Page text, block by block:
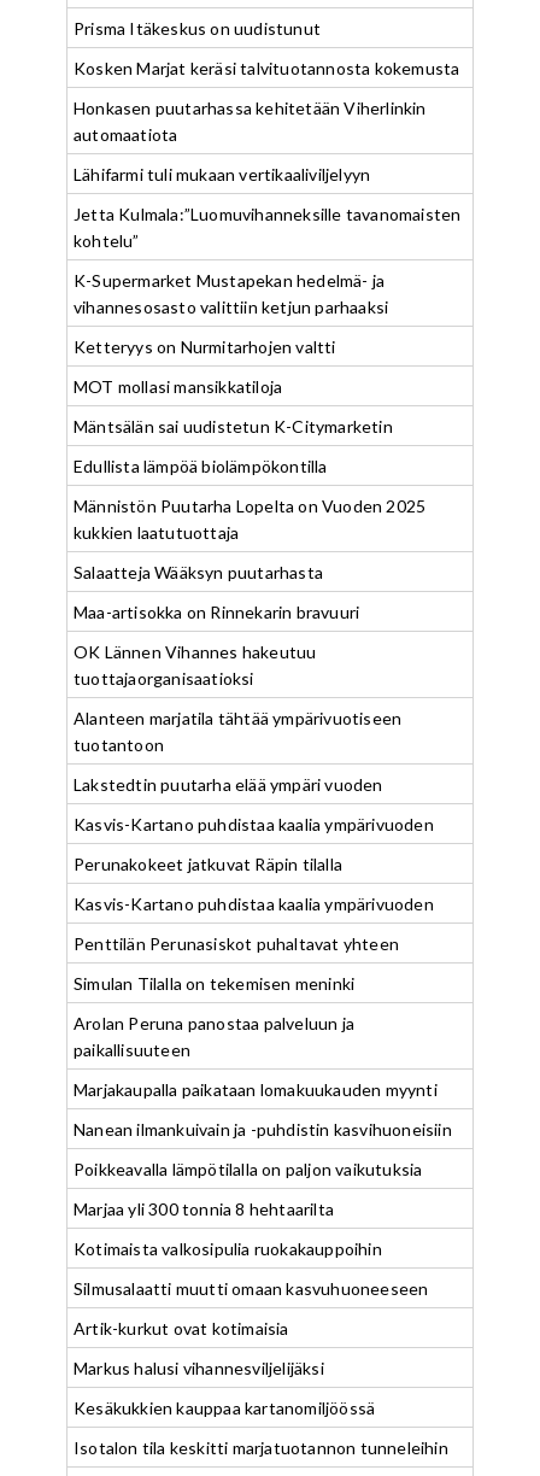
Prisma Itäkeskus on uudistunut
Kosken Marjat keräsi talvituotannosta kokemusta
Honkasen puutarhassa kehitetään Viherlinkin
automaatiota
Lähifarmi tuli mukaan vertikaaliviljelyyn
Jetta Kulmala:”Luomuvihanneksille tavanomaisten
kohtelu”
K-Supermarket Mustapekan hedelmä- ja
vihannesosasto valittiin ketjun parhaaksi
Ketteryys on Nurmitarhojen valtti
MOT mollasi mansikkatiloja
Mäntsälän sai uudistetun K-Citymarketin
Edullista lämpöä biolämpökontilla
Männistön Puutarha Lopelta on Vuoden 2025
kukkien laatutuottaja
Salaatteja Wääksyn puutarhasta
Maa-artisokka on Rinnekarin bravuuri
OK Lännen Vihannes hakeutuu
tuottajaorganisaatioksi
Alanteen marjatila tähtää ympärivuotiseen
tuotantoon
Lakstedtin puutarha elää ympäri vuoden
Kasvis-Kartano puhdistaa kaalia ympärivuoden
Perunakokeet jatkuvat Räpin tilalla
Kasvis-Kartano puhdistaa kaalia ympärivuoden
Penttilän Perunasiskot puhaltavat yhteen
Simulan Tilalla on tekemisen meninki
Arolan Peruna panostaa palveluun ja
paikallisuuteen
Marjakaupalla paikataan lomakuukauden myynti
Nanean ilmankuivain ja -puhdistin kasvihuoneisiin
Poikkeavalla lämpötilalla on paljon vaikutuksia
Marjaa yli 300 tonnia 8 hehtaarilta
Kotimaista valkosipulia ruokakauppoihin
Silmusalaatti muutti omaan kasvuhuoneeseen
Artik-kurkut ovat kotimaisia
Markus halusi vihannesviljelijäksi
Kesäkukkien kauppaa kartanomiljöössä
Isotalon tila keskitti marjatuotannon tunneleihin